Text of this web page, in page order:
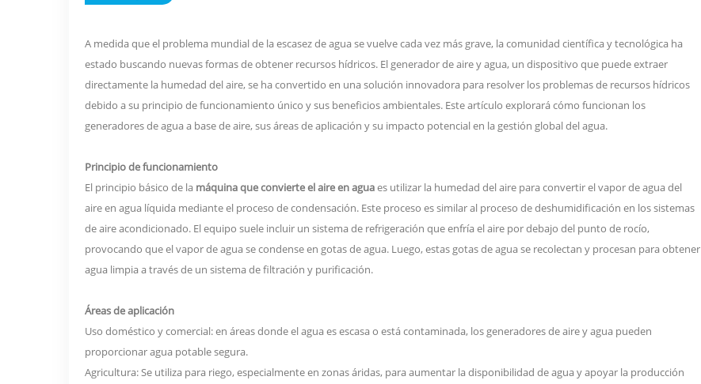
A medida que el problema mundial de la escasez de agua se vuelve cada vez más grave, la comunidad científica y tecnológica ha
estado buscando nuevas formas de obtener recursos hídricos. El generador de aire y agua, un dispositivo que puede extraer
directamente la humedad del aire, se ha convertido en una solución innovadora para resolver los problemas de recursos hídricos
debido a su principio de funcionamiento único y sus beneficios ambientales. Este artículo explorará cómo funcionan los
generadores de agua a base de aire, sus áreas de aplicación y su impacto potencial en la gestión global del agua.
Principio de funcionamiento
El principio básico de la máquina que convierte el aire en aguaes utilizar la humedad del aire para convertir el vapor de agua del
aire en agua líquida mediante el proceso de condensación. Este proceso es similar al proceso de deshumidificación en los sistemas
de aire acondicionado. El equipo suele incluir un sistema de refrigeración que enfría el aire por debajo del punto de rocío,
provocando que el vapor de agua se condense en gotas de agua. Luego, estas gotas de agua se recolectan y procesan para obtener
agua limpia a través de un sistema de filtración y purificación.
Áreas de aplicación
Uso doméstico y comercial: en áreas donde el agua es escasa o está contaminada, los generadores de aire y agua pueden
proporcionar agua potable segura.
Agricultura: Se utiliza para riego, especialmente en zonas áridas, para aumentar la disponibilidad de agua y apoyar la producción